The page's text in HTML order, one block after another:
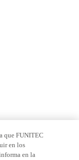
que FUNITEC
en los
en la